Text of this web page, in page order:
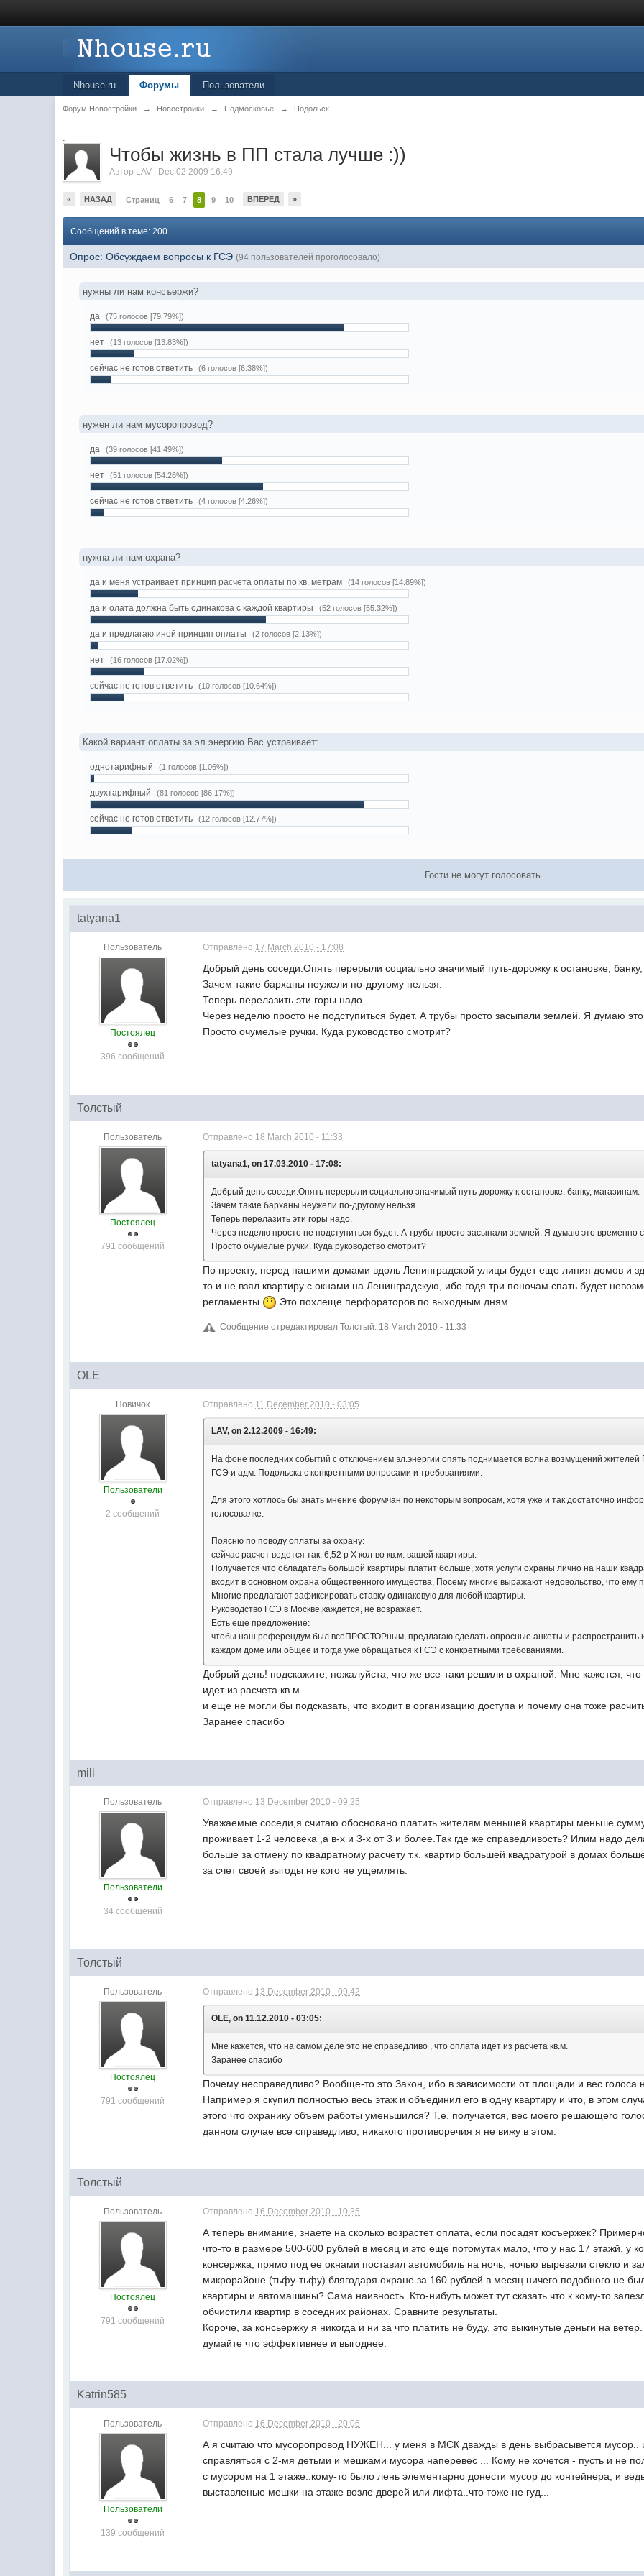
Nhouse.ru Форумы Пользователи
Форум Новостройки → Новостройки → Подмосковье → Подольск
.
Чтобы жизнь в ПП стала лучше :))
Автор LAV , Dec 02 2009 16:49
« НАЗАД Страниц 6 7 8 9 10 ВПЕРЕД »
Сообщений в теме: 200
Опрос: Обсуждаем вопросы к ГСЭ(94 пользователей проголосовало)
нужны ли нам консъержи?
да (75 голосов [79.79%])
нет (13 голосов [13.83%])
сейчас не готов ответить (6 голосов [6.38%])
нужен ли нам мусоропровод?
да (39 голосов [41.49%])
нет (51 голосов [54.26%])
сейчас не готов ответить (4 голосов [4.26%])
нужна ли нам охрана?
да и меня устраивает принцип расчета оплаты по кв. метрам (14 голосов [14.89%])
да и олата должна быть одинакова с каждой квартиры (52 голосов [55.32%])
да и предлагаю иной принцип оплаты (2 голосов [2.13%])
нет (16 голосов [17.02%])
сейчас не готов ответить (10 голосов [10.64%])
Какой вариант оплаты за эл.энергию Вас устраивает:
однотарифный (1 голосов [1.06%])
двухтарифный (81 голосов [86.17%])
сейчас не готов ответить (12 голосов [12.77%])
Гости не могут голосовать
tatyana1
Пользователь
Постоялец
396 сообщений
Отправлено 17 March 2010 - 17:08
Добрый день соседи.Опять перерыли социально значимый путь-дорожку к остановке,
Зачем такие барханы неужели по-другому нельзя.
Теперь перелазить эти горы надо.
Через неделю просто не подступиться будет. А трубы просто засыпали землей. Я думаю
Просто очумелые ручки. Куда руководство смотрит?
Толстый
Пользователь
Постоялец
791 сообщений
Отправлено 18 March 2010 - 11:33
tatyana1, on 17.03.2010 - 17:08:
Добрый день соседи.Опять перерыли социально значимый путь-дорожку к остановке, банку, магазинам.
Зачем такие барханы неужели по-другому нельзя.
Теперь перелазить эти горы надо.
Через неделю просто не подступиться будет. А трубы просто засыпали землей. Я думаю это временно
Просто очумелые ручки. Куда руководство смотрит?
По проекту, перед нашими домами вдоль Ленинградской улицы будет еще линия домов и
то и не взял квартиру с окнами на Ленинградскую, ибо годя три поночам спать будет
регламенты
Это похлеще перфораторов по выходным дням.
Сообщение отредактировал Толстый: 18 March 2010 - 11:33
OLE
Новичок
Пользователи
2 сообщений
Отправлено 11 December 2010 - 03:05
LAV, on 2.12.2009 - 16:49:
На фоне последних событий с отключением эл.энергии опять поднимается волна возмущений
ГСЭ и адм. Подольска с конкретными вопросами и требованиями.
Для этого хотлось бы знать мнение форумчан по некоторым вопросам, хотя уже и так достаточно
голосовалке.
Поясню по поводу оплаты за охрану:
сейчас расчет ведется так: 6,52 р Х кол-во кв.м. вашей квартиры.
Получается что обладатель большой квартиры платит больше, хотя услуги охраны лично на наши
входит в основном охрана общественного имущества, Посему многие выражают недовольство, что ему
Многие предлагают зафиксировать ставку одинаковую для любой квартиры.
Руководство ГСЭ в Москве,каждется, не возражает.
Есть еще предложение:
чтобы наш референдум был всеПРОСТОРным, предлагаю сделать опросные анкеты и распространить
каждом доме или общее и тогда уже обращаться к ГСЭ с конкретными требованиями.
Добрый день! подскажите, пожалуйста, что же все-таки решили в охраной. Мне кажется,
идет из расчета кв.м.
и еще не могли бы подсказать, что входит в организацию доступа и почему она тоже
Заранее спасибо
mili
Пользователь
Пользователи
34 сообщений
Отправлено 13 December 2010 - 09:25
Уважаемые соседи,я считаю обосновано платить жителям меньшей квартиры меньше
проживает 1-2 человека ,а в-х и 3-х от 3 и более.Так где же справедливость? Илим надо
больше за отмену по квадратному расчету т.к. квартир большей квадратурой в домах
за счет своей выгоды не кого не ущемлять.
Толстый
Пользователь
Постоялец
791 сообщений
Отправлено 13 December 2010 - 09:42
OLE, on 11.12.2010 - 03:05:
Мне кажется, что на самом деле это не справедливо , что оплата идет из расчета кв.м.
Заранее спасибо
Почему несправедливо? Вообще-то это Закон, ибо в зависимости от площади и вес голоса
Например я скупил полностью весь этаж и объединил его в одну квартиру и что, в этом
этого что охранику объем работы уменьшился? Т.е. получается, вес моего решающего
данном случае все справедливо, никакого противоречия я не вижу в этом.
Толстый
Пользователь
Постоялец
791 сообщений
Отправлено 16 December 2010 - 10:35
А теперь внимание, знаете на сколько возрастет оплата, если посадят косъержек?
что-то в размере 500-600 рублей в месяц и это еще потомутак мало, что у нас 17 этажй, у
консержка, прямо под ее окнами поставил автомобиль на ночь, ночью вырезали стекло и
микрорайоне (тьфу-тьфу) блягодаря охране за 160 рублей в месяц ничего подобного не
квартиры и автомашины? Сама наивность. Кто-нибуть может тут сказать что к кому-то
обчистили квартир в соседних районах. Сравните результаты.
Короче, за консьержку я никогда и ни за что платить не буду, это выкинутые деньги на
думайте что эффективнее и выгоднее.
Katrin585
Пользователь
Пользователи
139 сообщений
Отправлено 16 December 2010 - 20:06
А я считаю что мусоропровод НУЖЕН... у меня в МСК дважды в день выбрасывется мусор..
справляться с 2-мя детьми и мешками мусора наперевес ... Кому не хочется - пусть и не
с мусором на 1 этаже..кому-то было лень элементарно донести мусор до контейнера, и
выставленые мешки на этаже возле дверей или лифта..что тоже не гуд...